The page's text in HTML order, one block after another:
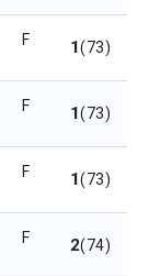
F 1(73)
F 1(73)
F 1(73)
F 2(74)